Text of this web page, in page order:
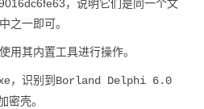
，说明它们是同一个文
之一即可。
用其内置工具进行操作。
，识别到 Borland Delphi 6.0
密壳。